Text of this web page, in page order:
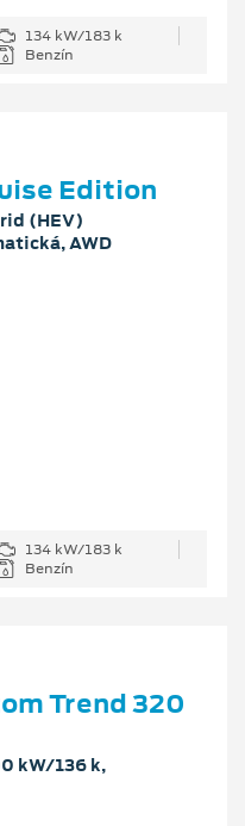
134 kW/183 k
Benzín
Edition
(HEV)
AWD
134 kW/183 k
Benzín
Trend 320
kW/136 k,